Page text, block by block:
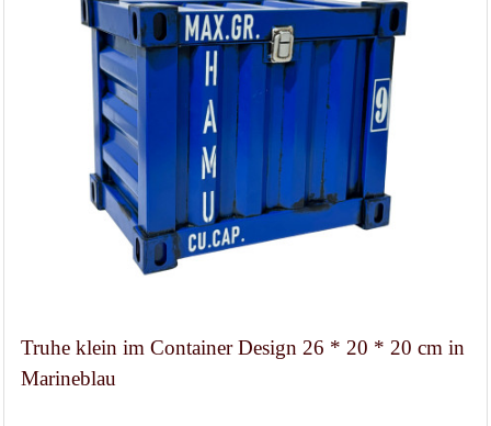
Truhe klein im Container Design 26 * 20 * 20 cm in
Marineblau